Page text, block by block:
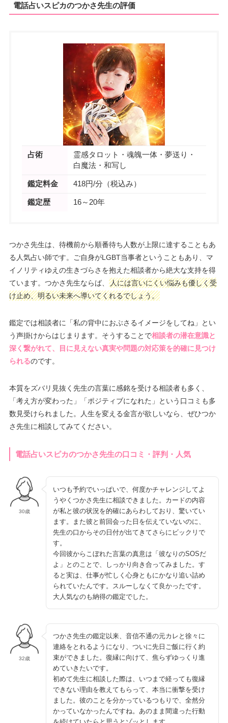
電話占いスピカのつかさ先生の評価
占術
霊感タロット・魂魄一体・夢送り・
白魔法・和写し
鑑定料金 418円/分（税込み）
鑑定歴 16～20年
つかさ先生は、待機前から順番待ち人数が上限に達することもあ
る人気占い師です。ご自身がLGBT当事者ということもあり、マ
イノリティゆえの生きづらさを抱えた相談者から絶大な支持を得
ています。つかさ先生ならば、
人には言いにくい悩みも優しく受
け止め、明るい未来へ導いてくれるでしょう。
鑑定では相談者に「私の背中におぶさるイメージをしてね」とい
う声掛けからはじまります。そうすることで相談者の潜在意識と
深く繋がれて、目に見えない真実や問題の対応策を的確に見つけ
られるのです。
本質をズバリ見抜く先生の言葉に感銘を受ける相談者も多く、
「考え方が変わった」「ポジティブになれた」という口コミも多
数見受けられました。人生を変える金言が欲しいなら、ぜひつか
さ先生に相談してみてください。
電話占いスピカのつかさ先生の口コミ・評判・人気
30歳
いつも予約でいっぱいで、何度かチャレンジしてよ
うやくつかさ先生に相談できました。カードの内容
が私と彼の状況を的確にあらわしており、驚いてい
ます。また彼と前回会った日を伝えていないのに、
先生の口からその日付が出てきてさらにビックリで
す。
今回彼からこぼれた言葉の真意は「彼なりのSOSだ
よ」とのことで、しっかり向き合ってみました。す
ると実は、仕事が忙しく心身ともにかなり追い詰め
られていたんです。スルーしなくて良かったです。
大人気なのも納得の鑑定でした。
32歳
つかさ先生の鑑定以来、音信不通の元カレと徐々に
連絡をとれるようになり、ついに先日ご飯に行く約
束ができました。復縁に向けて、焦らずゆっくり進
めていきたいです。
初めて先生に相談した際は、いつまで経っても復縁
できない理由を教えてもらって、本当に衝撃を受け
ました。彼のことを分かっているつもりで、全然分
かっていなかったんですね。あのまま間違った行動